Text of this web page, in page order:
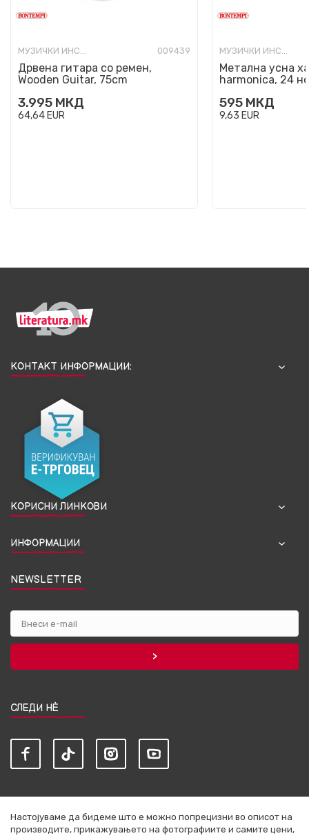
МУЗИЧКИ ИНСТРУМЕНТИ 009439
Дрвена гитара со ремен,
Wooden Guitar, 75cm
3.995 МКД
64,64EUR
МУЗИЧКИ ИНСТРУМЕНТИ
Метална усна
harmonica, 24
595 МКД
9,63 EUR
КОНТАКТ ИНФОРМАЦИИ:
КОРИСНИ ЛИНКОВИ
ИНФОРМАЦИИ
NEWSLETTER
СЛЕДИ НЀ
Настојуваме да бидеме што е можно попрецизни во описот на
производите, прикажувањето на фотографиите и самите цени,